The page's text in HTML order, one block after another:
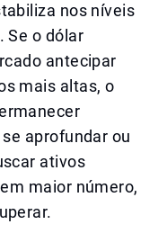
nos níveis
Se o dólar
antecipar
mais altas, o
aprofundar ou
ativos
maior número,